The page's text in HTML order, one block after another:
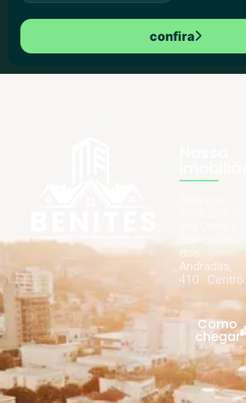
confira
dos
Andradas,
410 - Centro.
Como
chegar